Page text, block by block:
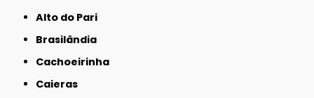
Alto do Pari
Brasilândia
Cachoeirinha
Caieras